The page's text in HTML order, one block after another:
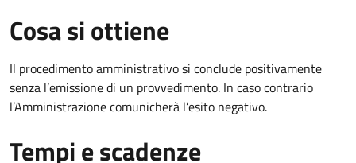
Cosa si ottiene
Il procedimento amministrativo si conclude positivamente
senza l’emissione di un provvedimento. In caso contrario
l’Amministrazione comunicherà l’esito negativo.
Tempi e scadenze